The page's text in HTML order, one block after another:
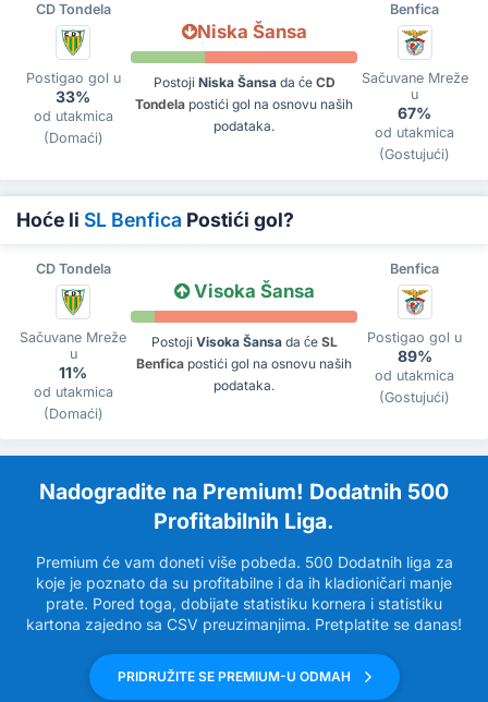
CD Tondela Benfica
Postigao gol u
33%
od utakmica
(Domaći)
Niska Šansa
Postoji Niska Šansada će CD
Tondela postići gol na osnovu naših
podataka.
Sačuvane Mreže
u
67%
od utakmica
(Gostujući)
Hoće li SL Benfica Postići gol?
CD Tondela Benfica
Sačuvane Mreže
u
11%
od utakmica
(Domaći)
Visoka Šansa
Postoji Visoka Šansada će SL
Benfica postići gol na osnovu naših
podataka.
Postigao gol u
89%
od utakmica
(Gostujući)
Nadogradite na Premium! Dodatnih 500
Profitabilnih Liga.
Premium će vam doneti više pobeda. 500 Dodatnih liga za
koje je poznato da su profitabilne i da ih kladioničari manje
prate. Pored toga, dobijate statistiku kornera i statistiku
kartona zajedno sa CSV preuzimanjima. Pretplatite se danas!
PRIDRUŽITE SE PREMIUM-U ODMAH